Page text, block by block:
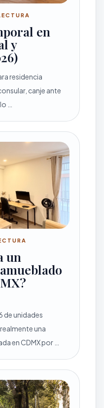
en
y
residencia
canje ante
…
un
de unidades
una
en CDMX por …